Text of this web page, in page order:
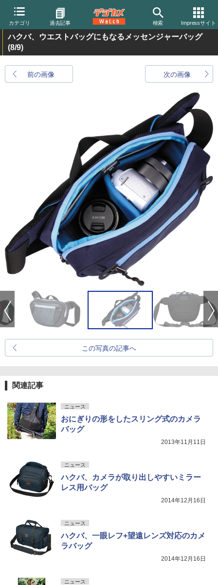
カテゴリ 過去記事 検索 Impressサイト
ハクバ、ウエストバッグにもなるメッセンジャーバッグ
(8/9)
前の画像 次の画像
この写真の記事へ
関連記事
ニュース
おにぎりの形をしたスリング式のカメラ
バッグ
2013年11月11日
ニュース
ハクバ、カメラが取り出しやすいミラー
レス用バッグ
2014年12月16日
ニュース
ハクバ、一眼レフ+望遠レンズ対応のカメ
ラバッグ
2014年12月16日
ニュース